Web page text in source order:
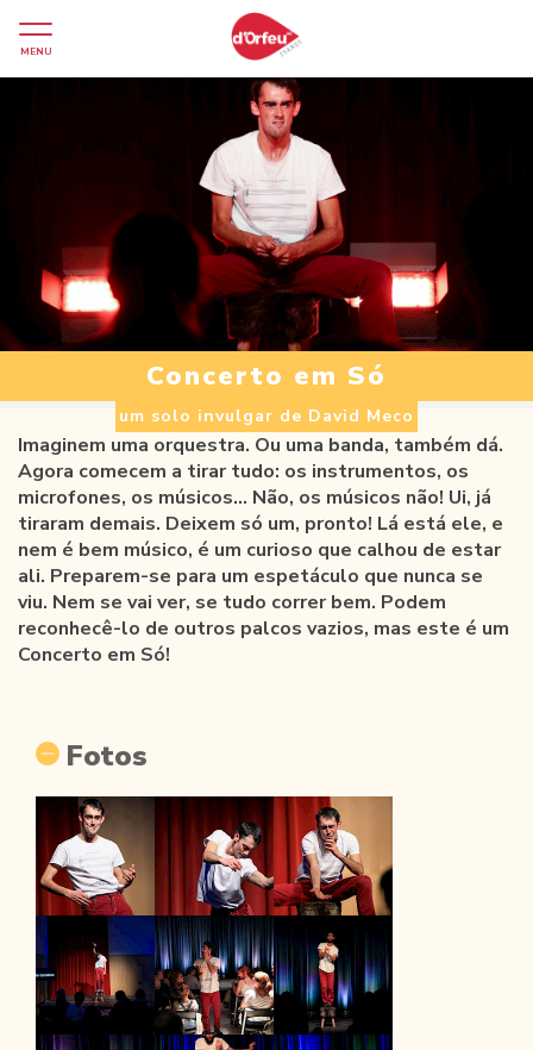
MENU
Concerto em Só
um solo invulgar de David Meco
Imaginem uma orquestra. Ou uma banda, também dá.
Agora comecem a tirar tudo: os instrumentos, os
microfones, os músicos… Não, os músicos não! Ui, já
tiraram demais. Deixem só um, pronto! Lá está ele, e
nem é bem músico, é um curioso que calhou de estar
ali. Preparem-se para um espetáculo que nunca se
viu. Nem se vai ver, se tudo correr bem. Podem
reconhecê-lo de outros palcos vazios, mas este é um
Concerto em Só!
Fotos